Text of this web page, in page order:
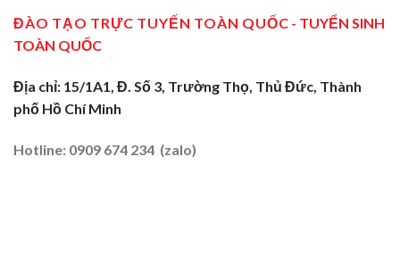
2026
Tại
Tại
Nghề
Tại
Lúa
ĐÀO TẠO TRỰC TUYẾN TOÀN QUỐC - TUYỂN SINH
TOÀN QUỐC
Địa chỉ: 15/1A1, Đ. Số 3, Trường Thọ, Thủ Đức, Thành
phố Hồ Chí Minh
Hotline: 0909 674 234 (zalo)